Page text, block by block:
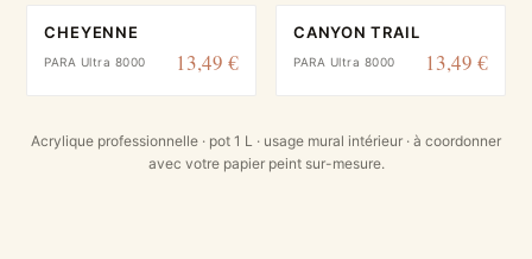
CHEYENNE
PARA Ultra 8000 13,49 €
CANYON TRAIL
PARA Ultra 8000 13,49 €
Acrylique professionnelle · pot 1 L · usage mural intérieur · à coordonner
avec votre papier peint sur-mesure.